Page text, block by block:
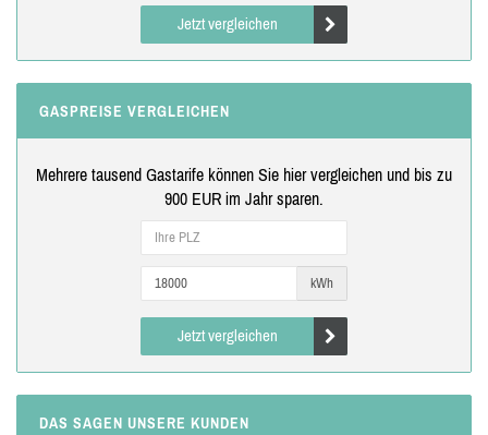
Jetzt vergleichen
GASPREISE VERGLEICHEN
Mehrere tausend Gastarife können Sie hier vergleichen und bis zu
900 EUR im Jahr sparen.
kWh
Jetzt vergleichen
DAS SAGEN UNSERE KUNDEN